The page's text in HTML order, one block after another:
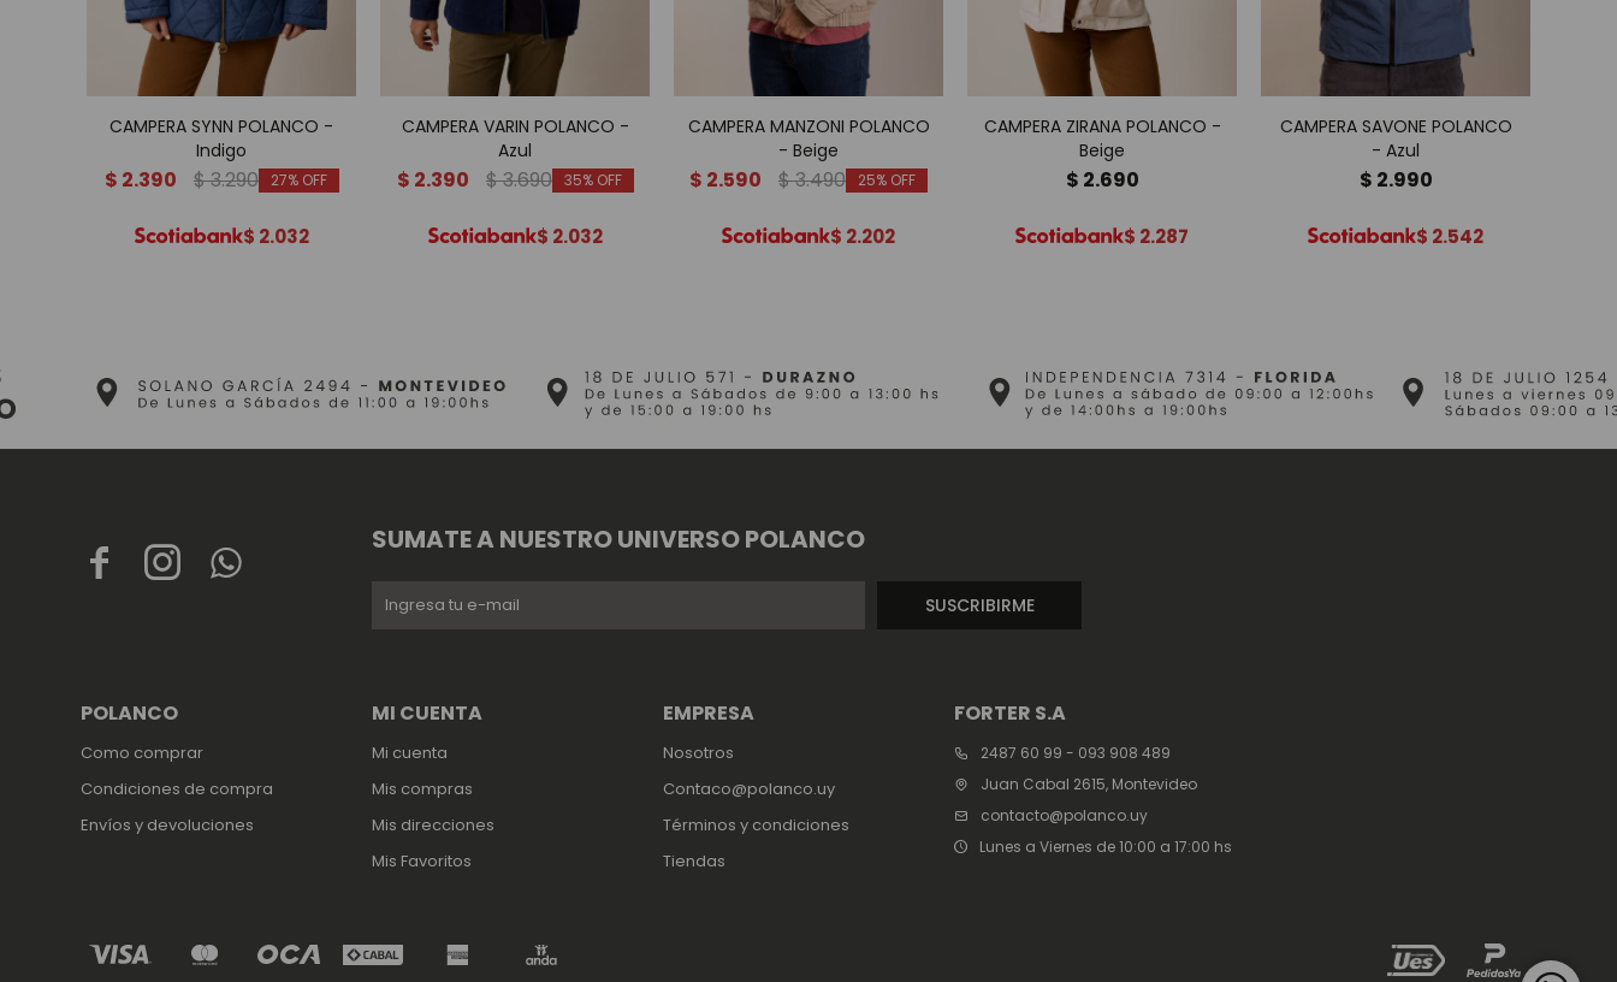
CAMPERA SYNN POLANCO -
Indigo
$ 2.390 $3.290 27
$ 2.032
CAMPERA VARIN POLANCO -
Azul
$ 2.390 $3.690 35
$ 2.032
CAMPERA MANZONI POLANCO
- Beige
$ 2.590 $3.490 25
$ 2.202
CAMPERA ZIRANA POLANCO -
Beige
$ 2.690
$ 2.287
CAMPERA SAVONE POLANCO
- Azul
$ 2.990
$ 2.542
  
FORTER S.A
2487 60 99 - 093 908 489
Juan Cabal 2615, Montevideo
contacto@polanco.uy
Lunes a Viernes de 10:00 a 17:00 hs
EMPRESA
Nosotros
Contaco@polanco.uy
Términos y condiciones
Tiendas
POLANCO
Como comprar
Condiciones de compra
Envíos y devoluciones
MI CUENTA
Mi cuenta
Mis compras
Mis direcciones
Mis Favoritos
SUMATE A NUESTRO UNIVERSO POLANCO
SUSCRIBIRME